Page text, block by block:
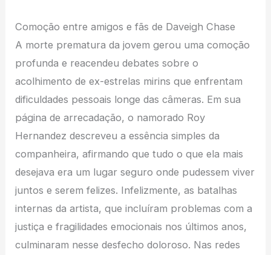
Comoção entre amigos e fãs de Daveigh Chase
A morte prematura da jovem gerou uma comoção
profunda e reacendeu debates sobre o
acolhimento de ex-estrelas mirins que enfrentam
dificuldades pessoais longe das câmeras. Em sua
página de arrecadação, o namorado Roy
Hernandez descreveu a essência simples da
companheira, afirmando que tudo o que ela mais
desejava era um lugar seguro onde pudessem viver
juntos e serem felizes. Infelizmente, as batalhas
internas da artista, que incluíram problemas com a
justiça e fragilidades emocionais nos últimos anos,
culminaram nesse desfecho doloroso. Nas redes